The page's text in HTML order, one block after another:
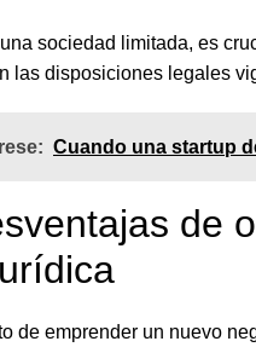
sociedad limitada, es
las disposiciones legales
Cuando una startup
de
de emprender un nuevo